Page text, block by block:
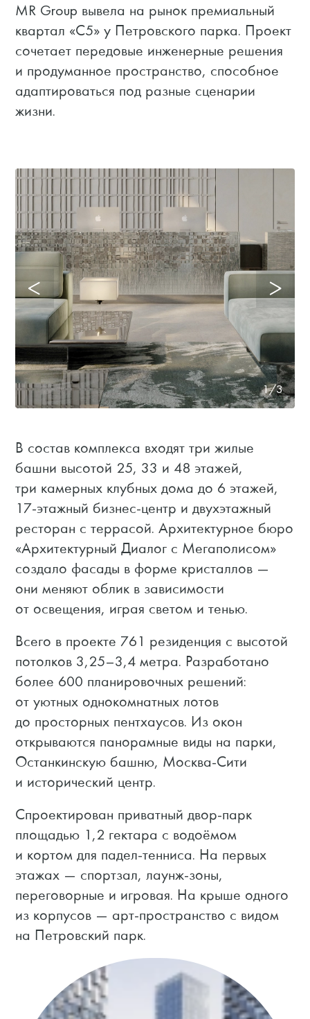
MR Group вывела на рынок премиальный
квартал «С5» у Петровского парка. Проект
сочетает передовые инженерные решения
и продуманное пространство, способное
адаптироваться под разные сценарии
жизни.
1/3
В состав комплекса входят три жилые
башни высотой 25, 33 и 48 этажей,
три камерных клубных дома до 6 этажей,
17-этажный бизнес-центр и двухэтажный
ресторан с террасой. Архитектурное бюро
«Архитектурный Диалог с Мегаполисом»
создало фасады в форме кристаллов —
они меняют облик в зависимости
от освещения, играя светом и тенью.
Всего в проекте 761 резиденция с высотой
потолков 3,25–3,4 метра. Разработано
более 600 планировочных решений:
от уютных однокомнатных лотов
до просторных пентхаусов. Из окон
открываются панорамные виды на парки,
Останкинскую башню, Москва-Сити
и исторический центр.
Спроектирован приватный двор-парк
площадью 1,2 гектара с водоёмом
и кортом для падел-тенниса. На первых
этажах — спортзал, лаунж-зоны,
переговорные и игровая. На крыше одного
из корпусов — арт-пространство с видом
на Петровский парк.